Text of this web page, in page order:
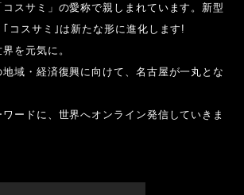
スサミ」の愛称で親しまれています。新型
コスサミ｣は新たな形に進化します!
を元気に。
地域・経済復興に向けて、名古屋が一丸とな
ワードに、世界へオンライン発信していきま